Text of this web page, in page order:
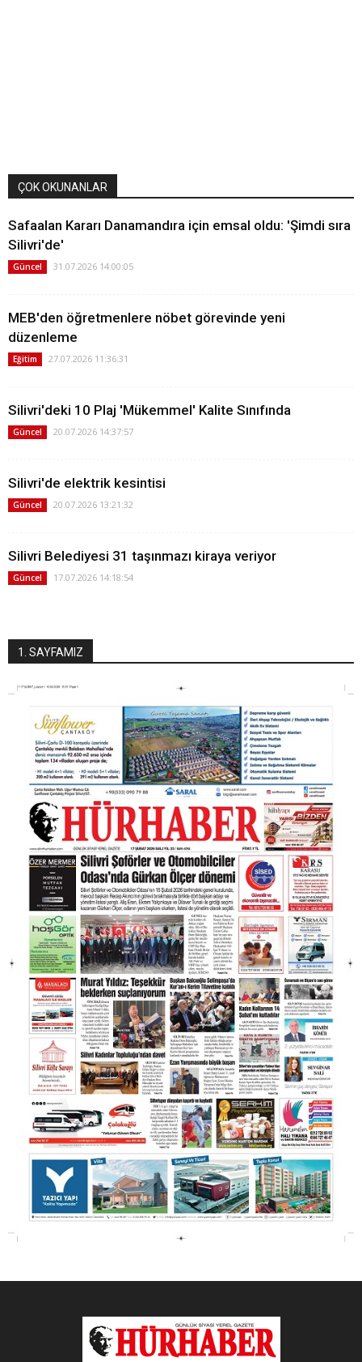
ÇOK OKUNANLAR
Safaalan Kararı Danamandıra için emsal oldu: 'Şimdi sıra
Silivri'de'
Güncel 31.07.2026 14:00:05
MEB'den öğretmenlere nöbet görevinde yeni
düzenleme
Eğitim 27.07.2026 11:36:31
Silivri'deki 10 Plaj 'Mükemmel' Kalite Sınıfında
Güncel 20.07.2026 14:37:57
Silivri'de elektrik kesintisi
Güncel 20.07.2026 13:21:32
Silivri Belediyesi 31 taşınmazı kiraya veriyor
Güncel 17.07.2026 14:18:54
1. SAYFAMIZ